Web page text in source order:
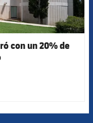
con un 20% de